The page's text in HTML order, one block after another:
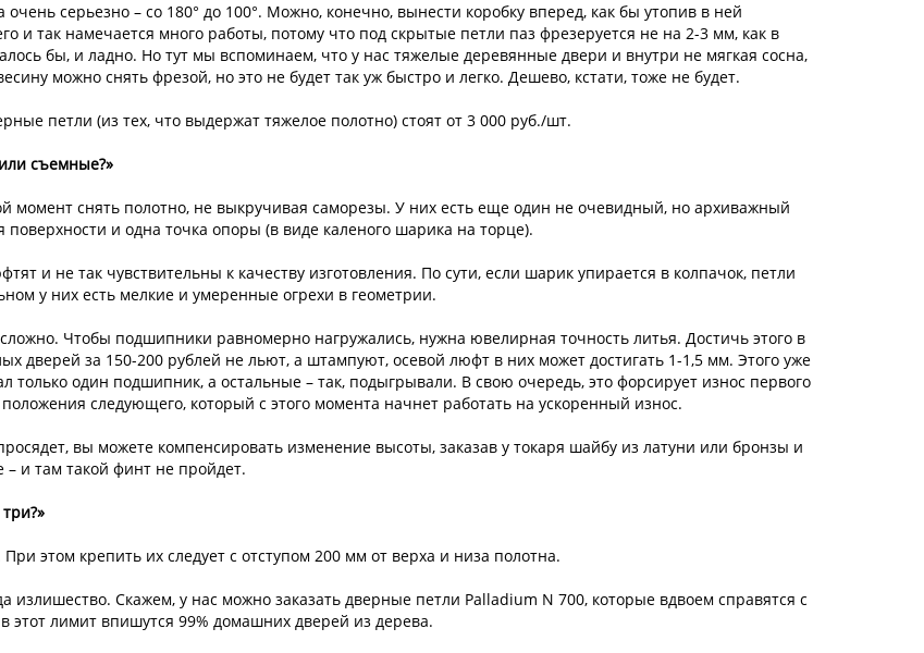
серьезно – со 180° до 100°. Можно, конечно, вынести коробку вперед, как бы утопив в ней
и так намечается много работы, потому что под скрытые петли паз фрезеруется не на 2-3 мм, как в
бы, и ладно. Но тут мы вспоминаем, что у нас тяжелые деревянные двери и внутри не мягкая сосна,
можно снять фрезой, но это не будет так уж быстро и легко. Дешево, кстати, тоже не будет.
петли (из тех, что выдержат тяжелое полотно) стоят от 3 000 руб./шт.
съемные?»
снять полотно, не выкручивая саморезы. У них есть еще один не очевидный, но архиважный
и одна точка опоры (в виде каленого шарика на торце).
и не так чувствительны к качеству изготовления. По сути, если шарик упирается в колпачок, петли
у них есть мелкие и умеренные огрехи в геометрии.
Чтобы подшипники равномерно нагружались, нужна ювелирная точность литья. Достичь этого в
дверей за 150-200 рублей не льют, а штампуют, осевой люфт в них может достигать 1-1,5 мм. Этого уже
только один подшипник, а остальные – так, подыгрывали. В свою очередь, это форсирует износ первого
следующего, который с этого момента начнет работать на ускоренный износ.
вы можете компенсировать изменение высоты, заказав у токаря шайбу из латуни или бронзы и
и там такой финт не пройдет.
этом крепить их следует с отступом 200 мм от верха и низа полотна.
излишество. Скажем, у нас можно заказать дверные петли Palladium N 700, которые вдвоем справятся с
этот лимит впишутся 99% домашних дверей из дерева.